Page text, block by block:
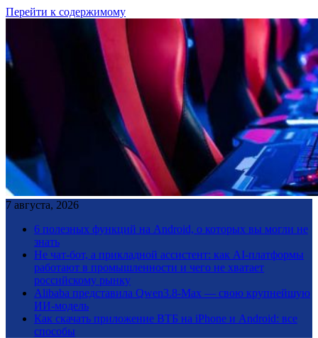
Перейти к содержимому
7 августа, 2026
6 полезных функций на Android, о которых вы могли не
знать
Не чат-бот, а прикладной ассистент: как AI-платформы
работают в промышленности и чего не хватает
российскому рынку
Alibaba представила Qwen3.8-Max — свою крупнейшую
ИИ-модель
Как скачать приложение ВТБ на iPhone и Android: все
способы